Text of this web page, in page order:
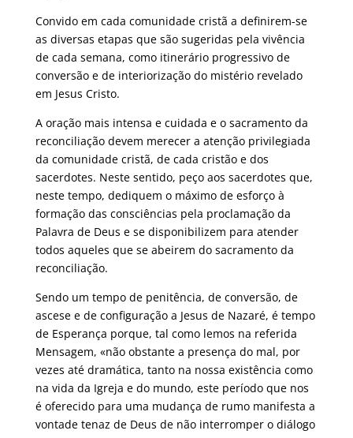
Convido em cada comunidade cristã a definirem-se
as diversas etapas que são sugeridas pela vivência
de cada semana, como itinerário progressivo de
conversão e de interiorização do mistério revelado
em Jesus Cristo.
A oração mais intensa e cuidada e o sacramento da
reconciliação devem merecer a atenção privilegiada
da comunidade cristã, de cada cristão e dos
sacerdotes. Neste sentido, peço aos sacerdotes que,
neste tempo, dediquem o máximo de esforço à
formação das consciências pela proclamação da
Palavra de Deus e se disponibilizem para atender
todos aqueles que se abeirem do sacramento da
reconciliação.
Sendo um tempo de penitência, de conversão, de
ascese e de configuração a Jesus de Nazaré, é tempo
de Esperança porque, tal como lemos na referida
Mensagem, «não obstante a presença do mal, por
vezes até dramática, tanto na nossa existência como
na vida da Igreja e do mundo, este período que nos
é oferecido para uma mudança de rumo manifesta a
vontade tenaz de Deus de não interromper o diálogo